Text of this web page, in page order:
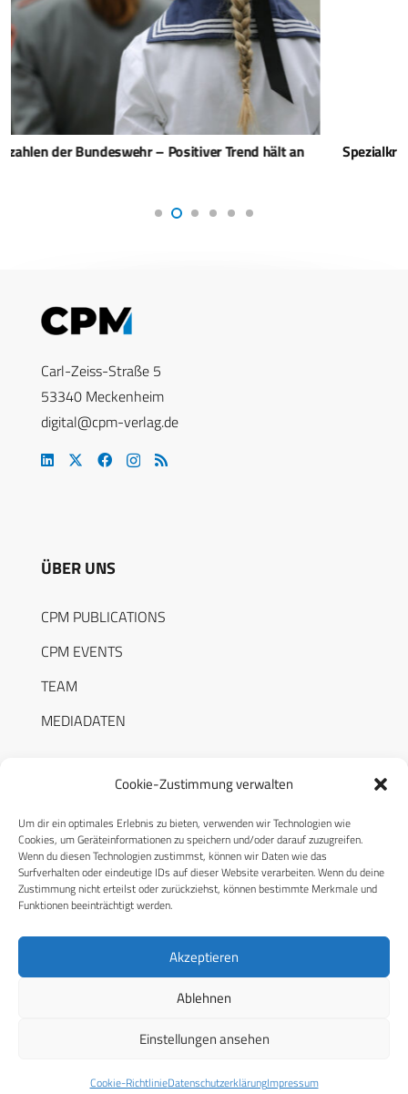
Cookie-Zustimmung verwalten
Um dir ein optimales Erlebnis zu bieten, verwenden wir Technologien wie
Cookies, um Geräteinformationen zu speichern und/oder darauf zuzugreifen.
Wenn du diesen Technologien zustimmst, können wir Daten wie das
Surfverhalten oder eindeutige IDs auf dieser Website verarbeiten. Wenn du deine
Zustimmung nicht erteilst oder zurückziehst, können bestimmte Merkmale und
Funktionen beeinträchtigt werden.
Akzeptieren
Ablehnen
Einstellungen ansehen
Cookie-RichtlinieDatenschutzerklärungImpressum
Spezialkräfte der Ukraine erhielten Caracal von Rheinmetall
Carl-Zeiss-Straße 5
53340 Meckenheim
digital@cpm-verlag.de
ÜBER UNS
CPM PUBLICATIONS
CPM EVENTS
TEAM
MEDIADATEN
RECHTLICHES
Datenschutzerklärung
Cookie-Richtlinie (EU)
© 2026 CPM GmbH – Alle Rechte vorbehalten